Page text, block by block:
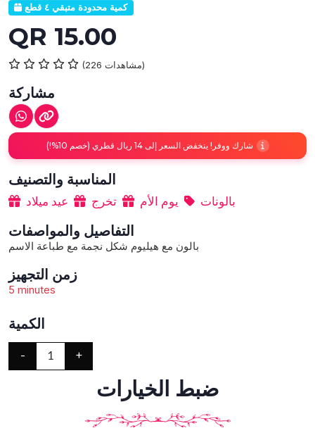
كمية محدودة متبقي ٤ قطع
QR 15.00
(226 مشاهدات)
مشاركة
شارك ووفر! ينخفض السعر إلى 14 ريال قطري (خصم 10%!)
المناسبة والتصنيف
عيد ميلاد تخرج يوم الأم بالونات
التفاصيل والمواصفات
بالون مع هيليوم شكل نجمة مع طباعة الاسم
زمن التجهيز
5 minutes
الكمية
- 1 +
ضبط الخيارات